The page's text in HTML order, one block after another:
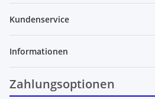
Kundenservice
Informationen
Zahlungsoptionen